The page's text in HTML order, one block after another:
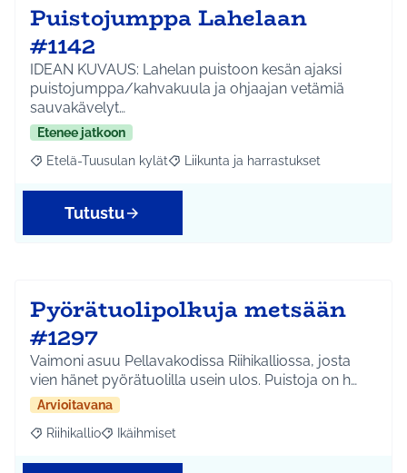
Puistojumppa Lahelaan
#1142
IDEAN KUVAUS: Lahelan puistoon kesän ajaksi
puistojumppa/kahvakuula ja ohjaajan vetämiä
sauvakävelyt…
Etenee jatkoon
Rajaa tulokset aihepiirin mukaan: Etelä-Tuusulan kylät
Etelä-Tuusulan kylät Rajaa tulokset teeman mukaan:
Liikunta ja harrastukset
Tutustu
Pyörätuolipolkuja metsään
#1297
Vaimoni asuu Pellavakodissa Riihikalliossa, josta
vien hänet pyörätuolilla usein ulos. Puistoja on h…
Arvioitavana
Rajaa tulokset aihepiirin mukaan: Riihikallio
Riihikallio Rajaa tulokset teeman mukaan: Ikäihmiset
Ikäihmiset